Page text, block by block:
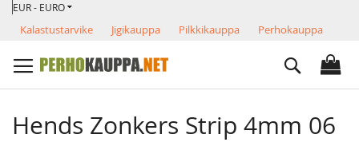
Skip
Content
VALUUTTA
EUR - EURO
Kalastustarvike Jigikauppa Pilkkikauppa
Perhokauppa
Search
Hends Zonkers Strip 4mm 06